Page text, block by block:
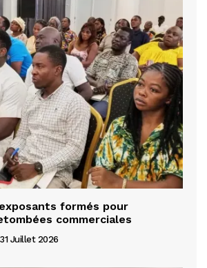
formés pour
commerciales
31 Juillet 2026